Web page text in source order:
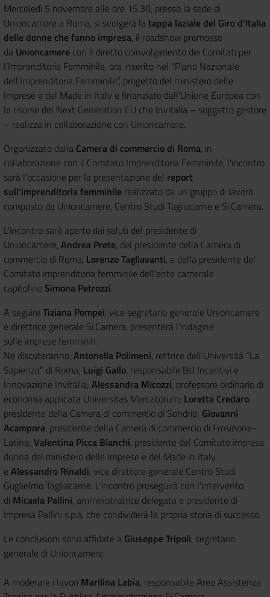
Mercoledì 5 novembre alle ore 15.30, presso la sede di
Unioncamere a Roma, si svolgerà latappa laziale del Giro d’Italia
delle donne che fanno impresa, il roadshow promosso
da Unioncamere con il diretto coinvolgimento dei Comitati per
l’Imprenditoria Femminile, ora inserito nel “Piano Nazionale
dell’Imprenditoria Femminile”, progetto del ministero delle
Imprese e del Made in Italy e finanziato dall’Unione Europea con
le risorse del Next Generation EU che Invitalia – soggetto gestore
– realizza in collaborazione con Unioncamere.
Organizzato dalla Camera di commercio di Roma, in
collaborazione con il Comitato Imprenditoria Femminile, l'incontro
sarà l'occasione per la presentazione del report
sull'imprenditoria femminile realizzato da un gruppo di lavoro
composto da Unioncamere, Centro Studi Tagliacarne e Si.Camera.
L'incontro sarà aperto dai saluti del presidente di
Unioncamere, Andrea Prete, del presidente della Camera di
commercio di Roma, Lorenzo Tagliavanti, e della presidente del
Comitato imprenditoria femminile dell'ente camerale
capitolino Simona Petrozzi.
A seguire Tiziana Pompei, vice segretario generale Unioncamere
e direttrice generale Si.Camera, presenterà l'indagine
sulle imprese femminili.
Ne discuteranno: Antonella Polimeni, rettrice dell'Università “La
Sapienza” di Roma; Luigi Gallo, responsabile BU Incentivi e
Innovazione Invitalia; Alessandra Micozzi, professore ordinario di
economia applicata Universitas Mercatorum; Loretta Credaro,
presidente della Camera di commercio di Sondrio; Giovanni
Acampora, presidente della Camera di commercio di Frosinone-
Latina; Valentina Picca Bianchi, presidente del Comitato impresa
donna del ministero delle Imprese e del Made in Italy
e Alessandro Rinaldi, vice direttore generale Centro Studi
Guglielmo Tagliacarne. L'incontro proseguirà con l'intervento
di Micaela Pallini, amministratrice delegata e presidente di
Impresa Pallini s.p.a, che condividerà la propria storia di successo.
Le conclusioni sono affidate a Giuseppe Tripoli, segretario
generale di Unioncamere.
A moderare i lavori Marilina Labia, responsabile Area Assistenza